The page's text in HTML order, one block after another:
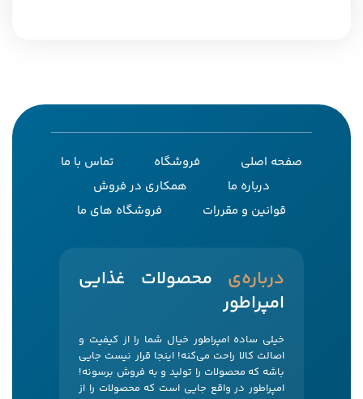
صفحه اصلی فروشگاه
تماس با ما
درباره ما
همکاری در فروش
قوانین و مقررات
فروشگاه های ما
‌درباره‌ی
محصولات غذایی
امپراطور
خیلی ساده امپراطور خیال شما را از کیفیت و
اصالت کالا راحت می‌کنه! اینجا قرار نیست جایی
باشه که محصولات را تولید و به فروش برسونه!
امپراطور در واقع جایی است که محصولات را از